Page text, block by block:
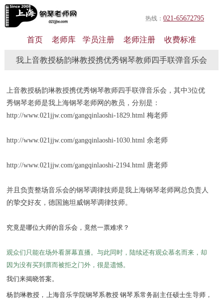
热线： 021-65672795
首页 老师库 学员注册 老师注册 收费标准
我上音教授杨韵琳教授携优秀钢琴教师四手联弹音乐会
上音教授杨韵琳教授携优秀钢琴教师四手联弹音乐会，其中3位优
秀钢琴老师是我上海钢琴老师网的教员，分别是：
http://www.021jjw.com/gangqinlaoshi-1829.html 梅老师
http://www.021jjw.com/gangqinlaoshi-1030.html 余老师
http://www.021jjw.com/gangqinlaoshi-2194.html 唐老师
并且负责整场音乐会的钢琴调律技师是我上海钢琴老师网总负责人
的挚交好友，德国施坦威钢琴调律技师。
究竟是哪位大师的音乐会，竟然一票难求？
观众们只能在场外看屏幕直播。与此同时，陆续还有观众慕名而来，却
因为没有买到票而被拒之门外，很是遗憾。
我们来揭晓答案。
杨韵琳教授，上海音乐学院钢琴系教授 钢琴系常务副主任硕士生导师，